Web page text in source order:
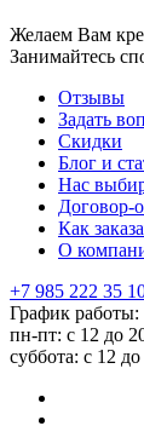
Желаем Вам
Занимайтесь
Отзывы
Задать
Скидки
Блог и
Нас
Договор-
Как
О
+7 985 222 35
График работы:
пн-пт: с 12 до
суббота: c 12